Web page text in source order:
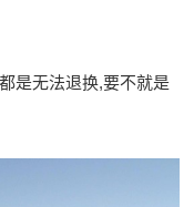
是无法退换,要不就是